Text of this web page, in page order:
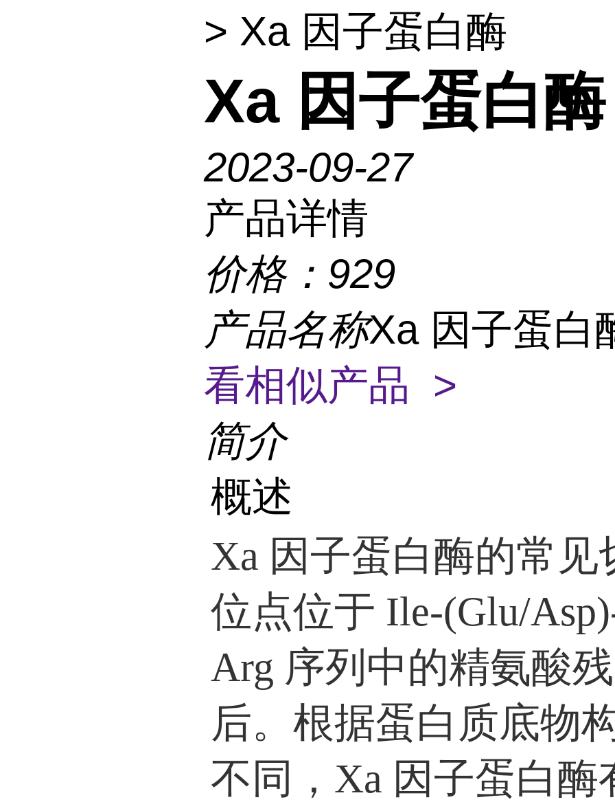
> Xa 因子蛋白酶
Xa 因子蛋白酶
2023-09-27
产品详情
价格： 929
产品名称Xa 因子蛋白
看相似产品 >
简介
概述
Xa 因子蛋白酶的常见
位点位于 Ile-(Glu/
Arg 序列中的精氨酸
后。根据蛋白质底物
不同，Xa 因子蛋白酶